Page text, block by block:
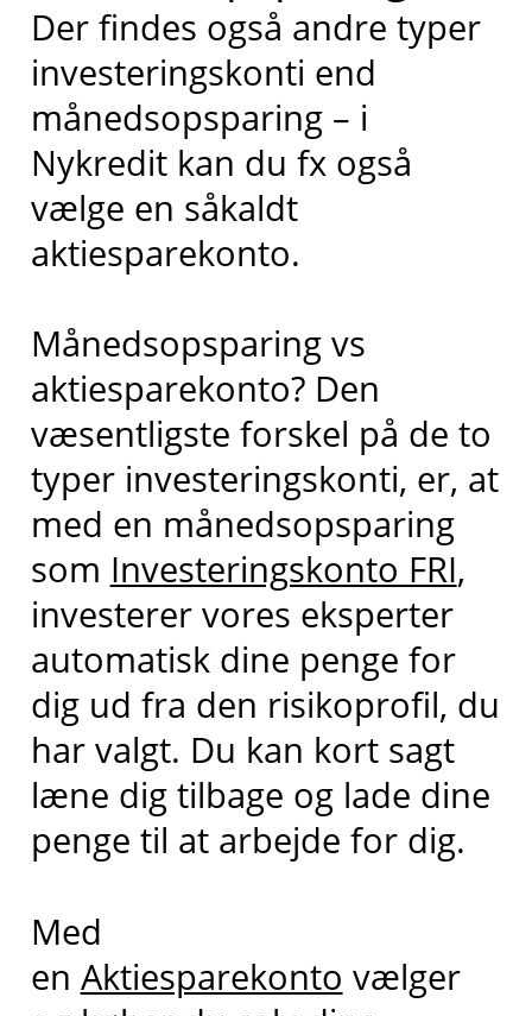
Der findes også andre typer
investeringskonti end
månedsopsparing – i
Nykredit kan du fx også
vælge en såkaldt
aktiesparekonto.
Månedsopsparing vs
aktiesparekonto? Den
væsentligste forskel på de to
typer investeringskonti, er, at
med en månedsopsparing
som Investeringskonto FRI,
investerer vores eksperter
automatisk dine penge for
dig ud fra den risikoprofil, du
har valgt. Du kan kort sagt
læne dig tilbage og lade dine
penge til at arbejde for dig.
Med
en Aktiesparekonto vælger